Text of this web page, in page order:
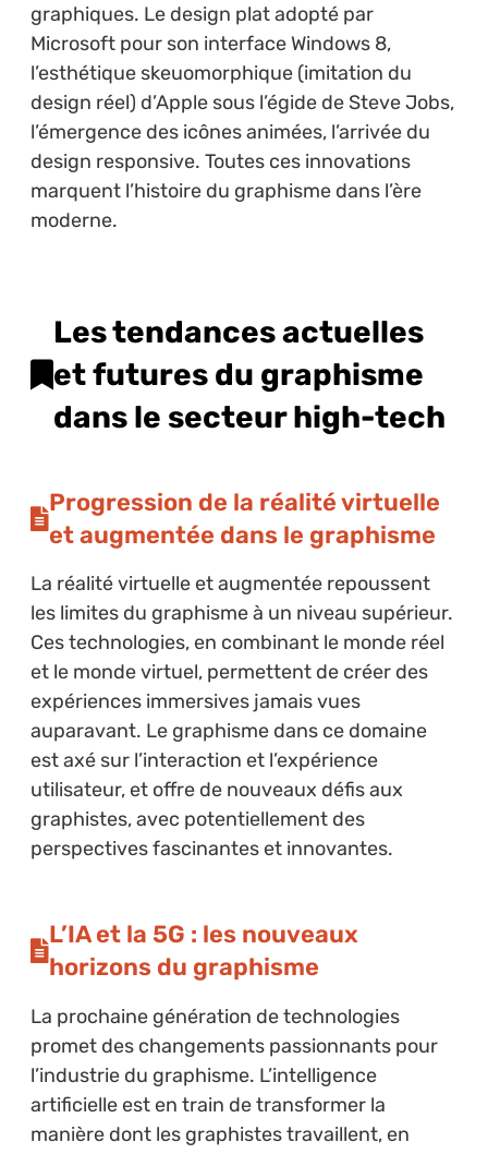
graphiques. Le design plat adopté par
Microsoft pour son interface Windows 8,
l’esthétique skeuomorphique (imitation du
design réel) d’Apple sous l’égide de Steve Jobs,
l’émergence des icônes animées, l’arrivée du
design responsive. Toutes ces innovations
marquent l’histoire du graphisme dans l’ère
moderne.
Les tendances actuelles
et futures du graphisme
dans le secteur high-tech
Progression de la réalité virtuelle
et augmentée dans le graphisme
La réalité virtuelle et augmentée repoussent
les limites du graphisme à un niveau supérieur.
Ces technologies, en combinant le monde réel
et le monde virtuel, permettent de créer des
expériences immersives jamais vues
auparavant. Le graphisme dans ce domaine
est axé sur l’interaction et l’expérience
utilisateur, et offre de nouveaux défis aux
graphistes, avec potentiellement des
perspectives fascinantes et innovantes.
L’IA et la 5G : les nouveaux
horizons du graphisme
La prochaine génération de technologies
promet des changements passionnants pour
l’industrie du graphisme. L’intelligence
artificielle est en train de transformer la
manière dont les graphistes travaillent, en